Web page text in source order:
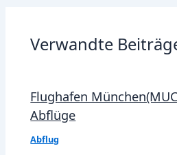
Verwandte
Flughafen
Abflüge
Abflug